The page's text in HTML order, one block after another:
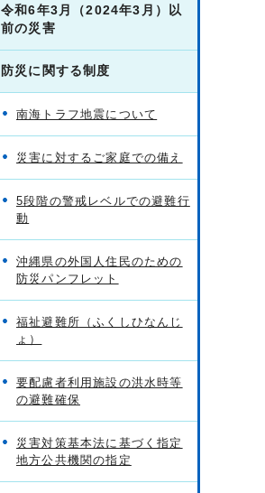
令和6年3月（2024年3月）以
前の災害
防災に関する制度
南海トラフ地震について
災害に対するご家庭での備え
5段階の警戒レベルでの避難行
動
沖縄県の外国人住民のための
防災パンフレット
福祉避難所（ふくしひなんじ
ょ）
要配慮者利用施設の洪水時等
の避難確保
災害対策基本法に基づく指定
地方公共機関の指定